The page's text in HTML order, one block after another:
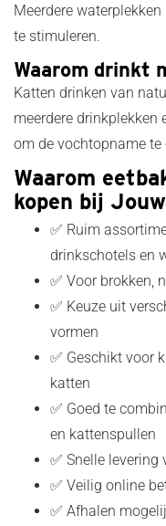
Meerdere
te stimuleren.
Waarom drinkt
Katten drinken van
meerdere drinkplekken
om de vochtopname te
Waarom
kopen bij
✅ Ruim
drinkschotels en
✅ Voor brokken,
✅ Keuze uit
vormen
✅ Geschikt voor
katten
✅ Goed te
en kattenspullen
✅ Snelle
✅ Veilig online
✅ Afhalen